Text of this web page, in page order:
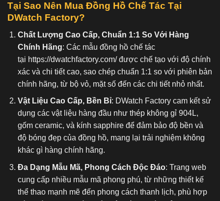
Tại Sao Nên Mua Đồng Hồ Chế Tác Tại
DWatch Factory?
Chất Lượng Cao Cấp, Chuẩn 1:1 So Với Hàng
Chính Hãng: Các mẫu đồng hồ chế tác
tại https://dwatchfactory.com/được chế tạo với độ chính
xác và chi tiết cao, sao chép chuẩn 1:1 so với phiên bản
chính hãng, từ bộ vỏ, mặt số đến các chi tiết nhỏ nhất.
Vật Liệu Cao Cấp, Bền Bỉ: DWatch Factory cam kết sử
dụng các vật liệu hàng đầu như thép không gỉ 904L,
gốm ceramic, và kính sapphire để đảm bảo độ bền và
độ bóng đẹp của đồng hồ, mang lại trải nghiệm không
khác gì hàng chính hãng.
Đa Dạng Mẫu Mã, Phong Cách Độc Đáo: Trang web
cung cấp nhiều mẫu mã phong phú, từ những thiết kế
thể thao mạnh mẽ đến phong cách thanh lịch, phù hợp